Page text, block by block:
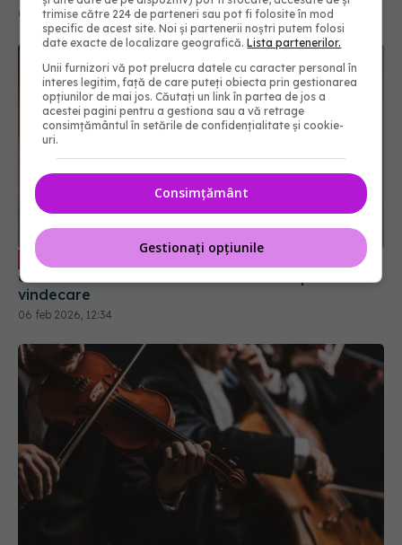
EXCLUSIV
eficient. Dr. Toni Feodor: Scurtează timpul de
vindecare
06 feb 2026, 12:34
trimise către 224 de parteneri sau pot fi folosite în mod
specific de acest site. Noi și partenerii noștri putem folosi
date exacte de localizare geografică.Lista partenerilor.
Unii furnizori vă pot prelucra datele cu caracter personal în
interes legitim, față de care puteți obiecta prin gestionarea
opțiunilor de mai jos. Căutați un link în partea de jos a
acestei pagini pentru a gestiona sau a vă retrage
consimțământul în setările de confidențialitate și cookie-
uri.
Consimțământ
Gestionați opțiunile